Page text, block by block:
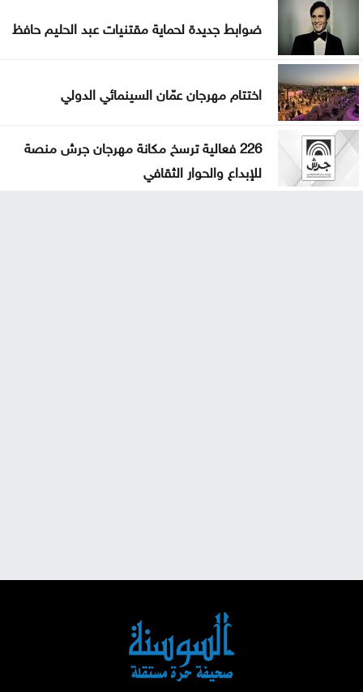
ضوابط جديدة لحماية مقتنيات عبد الحليم حافظ
اختتام مهرجان عمّان السينمائي الدولي
226 فعالية ترسخ مكانة مهرجان جرش منصة
للإبداع والحوار الثقافي